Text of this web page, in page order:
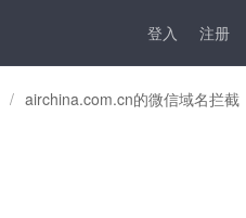
登入 注册
/ airchina.com.cn的微信域名拦截